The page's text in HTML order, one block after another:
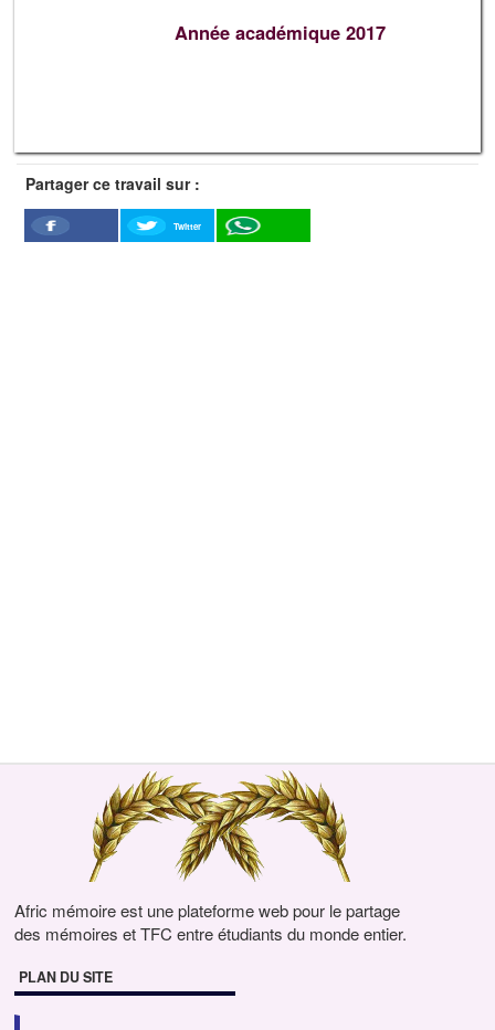
Année académique 2017
Partager ce travail sur :
Facebook
Twitter
Afric mémoire est une plateforme web pour le partage
des mémoires et TFC entre étudiants du monde entier.
PLAN DU SITE